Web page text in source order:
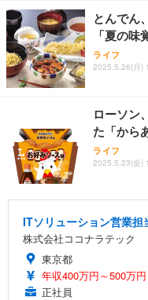
とんでん
「夏の
ライフ
2025.5.26(月)
ローソン
た「から
ライフ
2025.5.23(金)
ITソリューション営業担
株式会社ココナラテック
東京都
年収400万円～500万円
正社員